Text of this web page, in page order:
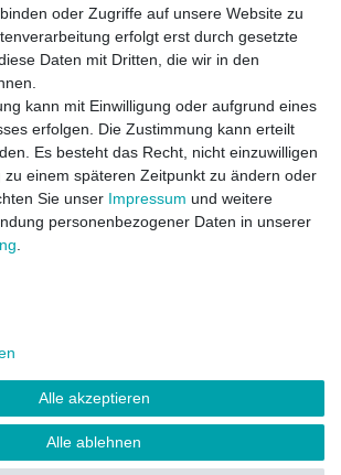
Kuscheln…
und Schutzmaßnahmen bei
und Covid-19
2020
Widerrufs­recht
AGB
Kontakt
Folge uns auf Facebook
oder Zugriffe auf unsere Website zu
erfolgt erst durch gesetzte
Daten mit Dritten, die wir in den
kann mit Einwilligung oder aufgrund eines
erfolgen. Die Zustimmung kann erteilt
Es besteht das Recht, nicht einzuwilligen
zu einem späteren Zeitpunkt zu ändern oder
Sie unser Impressum und weitere
personenbezogener Daten in unserer
Alle akzeptieren
Alle ablehnen